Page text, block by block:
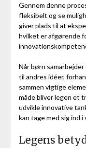
Gennem denne
fleksibelt og se
giver plads til at
hvilket er afgørende
Når børn
til andres idéer,
sammen vigtige
måde bliver legen et
udvikle innovative
kan tage med sig ind i
Legens